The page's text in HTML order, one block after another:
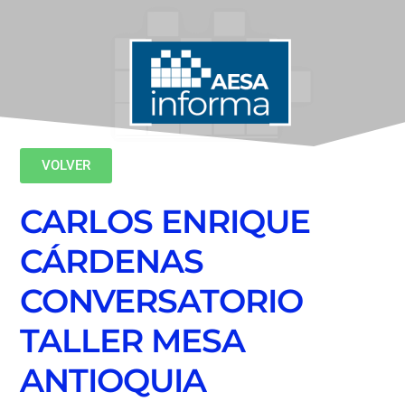
VOLVER
CARLOS ENRIQUE
CÁRDENAS
CONVERSATORIO
TALLER MESA
ANTIOQUIA